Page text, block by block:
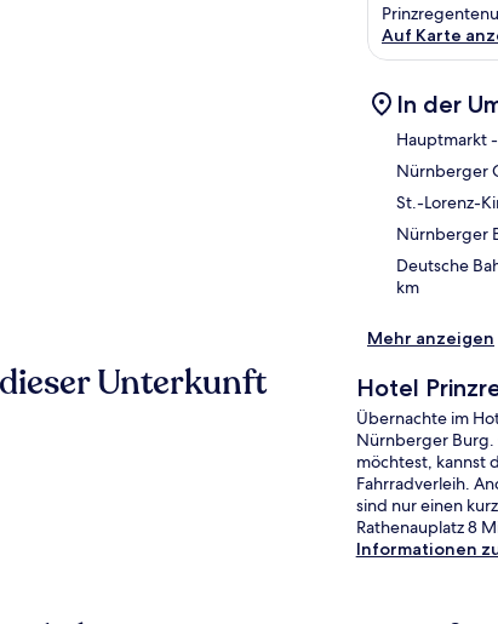
Auf Karte
In der
Hauptmarkt
Nürnberger
St.-Lorenz-
Nürnberger
Deutsche
km
Mehr anzeigen
Unterkunft Hotel
Übernachte im
Nürnberger Burg.
möchtest, kannst
Fahrradverleih.
sind nur einen
Rathenauplatz 8
Informationen